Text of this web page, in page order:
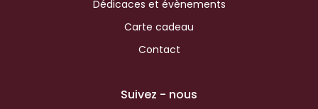
Dédicaces et évènements
Carte cadeau
Contact
Suivez - nous